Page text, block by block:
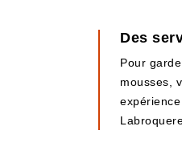
Des
Pour
mousses,